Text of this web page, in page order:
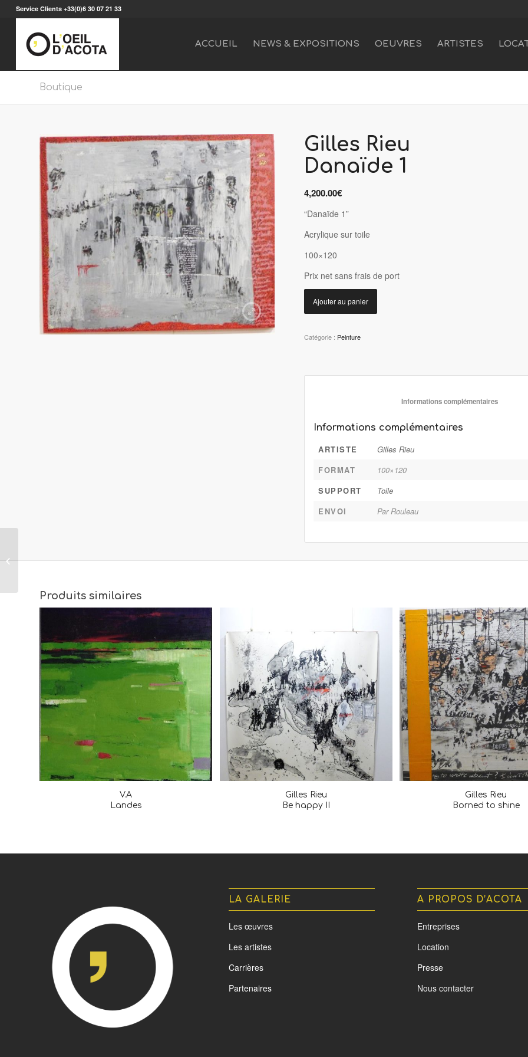
Service Clients +33(0)6 30 07 21 33
ACCUEIL NEWS & EXPOSITIONS OEUVRES ARTISTES
Boutique
Gilles Rieu
Danaïde 1
4,200.00€
“Danaïde 1”
Acrylique sur toile
100×120
Prix net sans frais de port
Ajouter au panier
Catégorie : Peinture
Informations complémentaires
ARTISTE
Gilles Rieu
FORMAT
100×120
SUPPORT
Toile
ENVOI
Par Rouleau
Produits similaires
V.A
Landes
Gilles Rieu
Be happy II
Gilles Rieu
Borned to shine
LA GALERIE
Les œuvres
Les artistes
Carrières
Partenaires
A PROPOS D’ACOTA
Entreprises
Location
Presse
Nous contacter